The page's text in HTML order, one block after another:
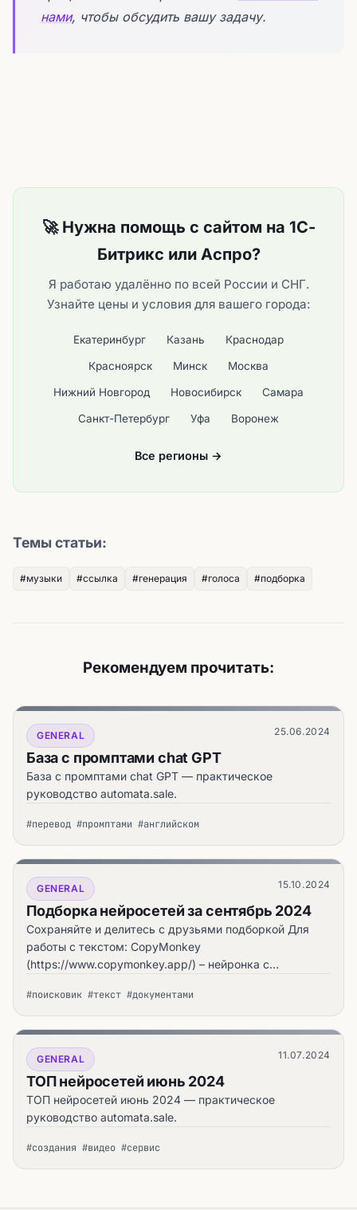
нами, чтобы обсудить вашу задачу.
🚀 Нужна помощь с сайтом на 1С-
Битрикс или Аспро?
Я работаю удалённо по всей России и СНГ.
Узнайте цены и условия для вашего города:
Екатеринбург Казань Краснодар
Красноярск Минск Москва
Нижний Новгород Новосибирск Самара
Санкт-Петербург Уфа Воронеж
Все регионы →
Темы статьи:
#музыки #ссылка #генерация #голоса #подборка
Рекомендуем прочитать:
GENERAL 25.06.2024
База с промптами chat GPT
База с промптами chat GPT — практическое
руководство automata.sale.
#перевод #промптами #английском
GENERAL 15.10.2024
Подборка нейросетей за сентябрь 2024
Сохраняйте и делитесь с друзьями подборкой Для
работы с текстом: CopyMonkey
(https://www.copymonkey.app/) – нейронка с
текста с удобнейшим интерфейсом.
#поисковик #текст #документами
GENERAL 11.07.2024
ТОП нейросетей июнь 2024
ТОП нейросетей июнь 2024 — практическое
руководство automata.sale.
#создания #видео #сервис